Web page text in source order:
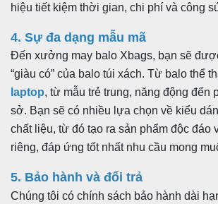
hiệu tiết kiệm thời gian, chi phí và công
4. Sự đa dạng mẫu mã
Đến xưởng may balo Xbags, bạn sẽ
“giàu có” của balo túi xách. Từ balo thể
laptop, từ mẫu trẻ trung, năng động đến
sở. Bạn sẽ có nhiều lựa chọn về kiểu
chất liệu, từ đó tạo ra sản phẩm độc đáo
riêng, đáp ứng tốt nhất nhu cầu mong
5. Bảo hành và đổi trả
Chúng tôi có chính sách bảo hành dài